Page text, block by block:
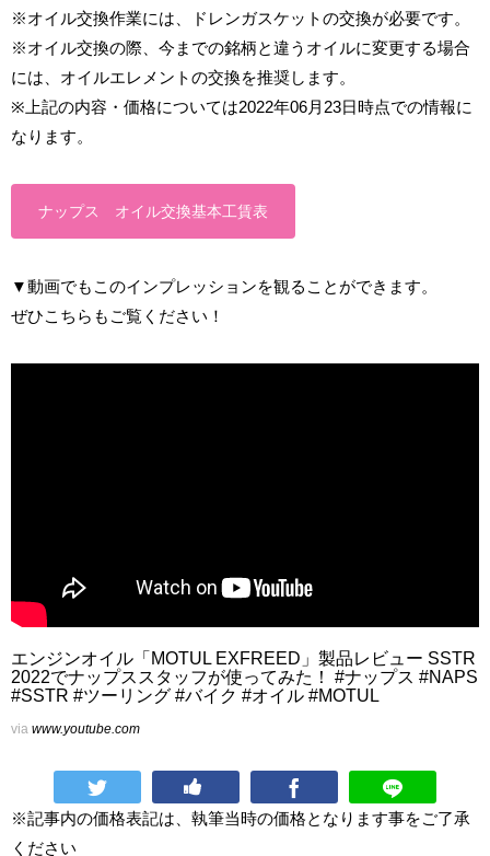
※オイル交換作業には、ドレンガスケットの交換が必要です。
※オイル交換の際、今までの銘柄と違うオイルに変更する場合
には、オイルエレメントの交換を推奨します。
※上記の内容・価格については2022年06月23日時点での情報に
なります。
ナップス オイル交換基本工賃表
▼動画でもこのインプレッションを観ることができます。
ぜひこちらもご覧ください！
エンジンオイル「MOTUL EXFREED」製品レビュー SSTR
2022でナップススタッフが使ってみた！ #ナップス #NAPS
#SSTR #ツーリング #バイク #オイル #MOTUL
via www.youtube.com
※記事内の価格表記は、執筆当時の価格となります事をご了承
ください